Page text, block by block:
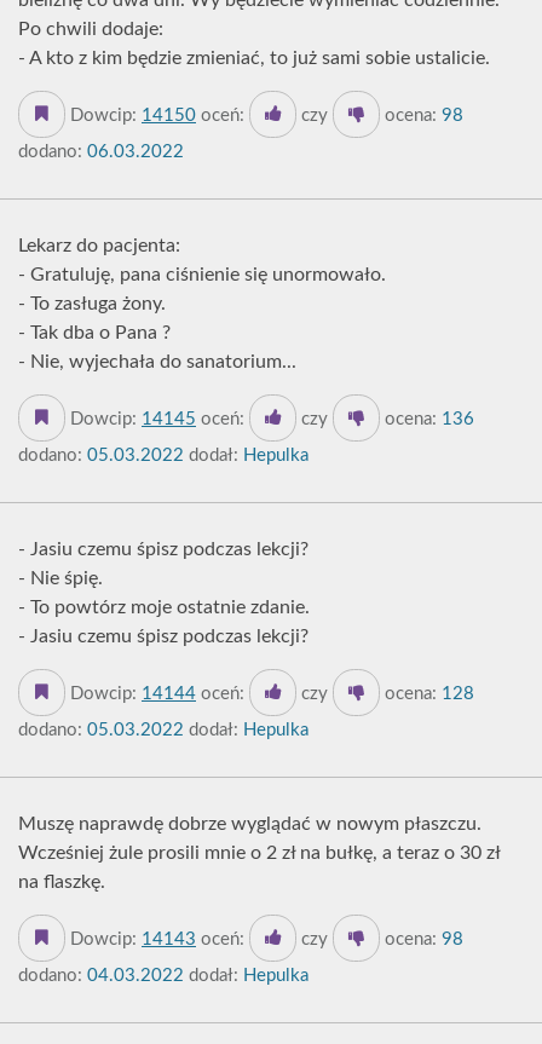
Po chwili dodaje:
- A kto z kim będzie zmieniać, to już sami sobie ustalicie.
Dowcip: 14150 oceń: czy ocena: 98
dodano: 06.03.2022
Lekarz do pacjenta:
- Gratuluję, pana ciśnienie się unormowało.
- To zasługa żony.
- Tak dba o Pana ?
- Nie, wyjechała do sanatorium...
Dowcip: 14145 oceń: czy ocena: 136
dodano: 05.03.2022 dodał: Hepulka
- Jasiu czemu śpisz podczas lekcji?
- Nie śpię.
- To powtórz moje ostatnie zdanie.
- Jasiu czemu śpisz podczas lekcji?
Dowcip: 14144 oceń: czy ocena: 128
dodano: 05.03.2022 dodał: Hepulka
Muszę naprawdę dobrze wyglądać w nowym płaszczu.
Wcześniej żule prosili mnie o 2 zł na bułkę, a teraz o 30 zł
na flaszkę.
Dowcip: 14143 oceń: czy ocena: 98
dodano: 04.03.2022 dodał: Hepulka